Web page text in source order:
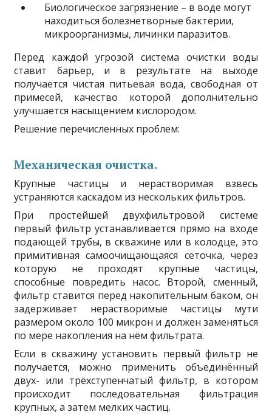
Биологическое загрязнение – в воде могут
находиться болезнетворные бактерии,
микроорганизмы, личинки паразитов.
Перед каждой угрозой система очистки воды
ставит барьер, и в результате на выходе
получается чистая питьевая вода, свободная от
примесей, качество которой дополнительно
улучшается насыщением кислородом.
Решение перечисленных проблем:
Механическая очистка.
Крупные частицы и нерастворимая взвесь
устраняются каскадом из нескольких фильтров.
При простейшей двухфильтровой системе
первый фильтр устанавливается прямо на входе
подающей трубы, в скважине или в колодце, это
примитивная самоочищающаяся сеточка, через
которую не проходят крупные частицы,
способные повредить насос. Второй, сменный,
фильтр ставится перед накопительным баком, он
задерживает нерастворимые частицы мути
размером около 100 микрон и должен заменяться
по мере накопления на нём фильтрата.
Если в скважину установить первый фильтр не
получается, можно применить объединённый
двух- или трёхступенчатый фильтр, в котором
происходит последовательная фильтрация
крупных, а затем мелких частиц.